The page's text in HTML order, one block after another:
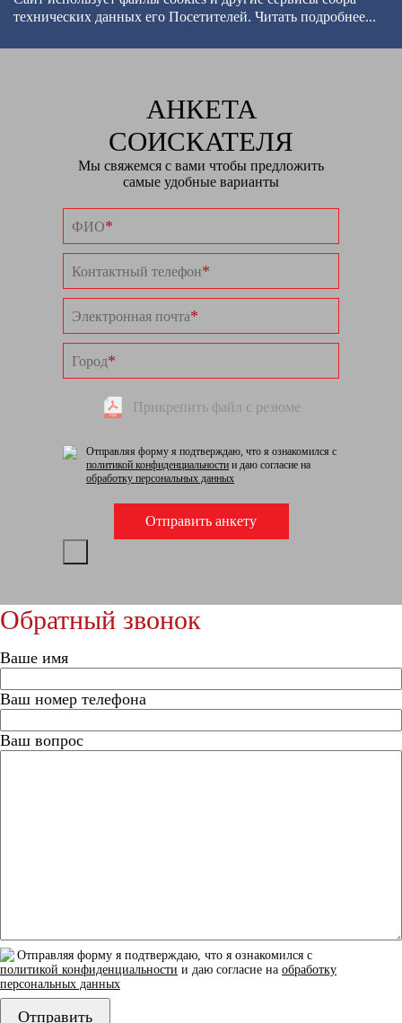
технических данных его Посетителей. Читать подробнее...
АНКЕТА
СОИСКАТЕЛЯ
Мы свяжемся с вами чтобы предложить
самые удобные варианты
ФИО*
Контактный телефон*
Электронная почта*
Город*
Прикрепить файл с резюме
Отправляя форму я подтверждаю, что я ознакомился с
политикой конфиденциальности и даю согласие на
обработку персональных данных
Обратный звонок
Ваше имя
Ваш номер телефона
Ваш вопрос
Отправляя форму я подтверждаю, что я ознакомился с
политикой конфиденциальности и даю согласие на обработку
персональных данных